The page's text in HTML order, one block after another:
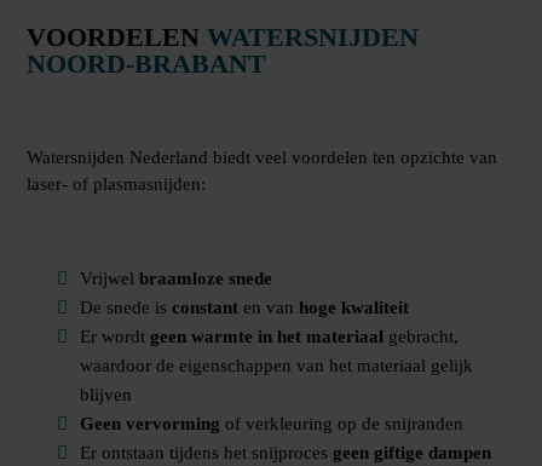
VOORDELENWATERSNIJDEN
NOORD-BRABANT
Watersnijden Nederland biedt veel voordelen ten opzichte van
laser- of plasmasnijden:
Vrijwelbraamloze snede
De snede isconstant en van hoge kwaliteit
Er wordtgeen warmte in het materiaal gebracht,
waardoor de eigenschappen van het materiaal gelijk
blijven
Geen vervorming of verkleuring op de snijranden
Er ontstaan tijdens het snijproces geen giftige dampen